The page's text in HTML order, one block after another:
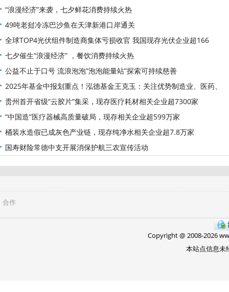
“浪漫经济”来袭，七夕鲜花消费持续火热
49吨老挝冷冻巴沙鱼在天津新港口岸通关
全球TOP4光伏组件制造商集体亏损收官 我国现存光伏企业超166
七夕催生“浪漫经济” ，餐饮消费持续火热
公益不止于口号 流浪泡泡“泡泡能量站”探索可持续慈善
2025年基金中报划重点！泓德基金王克玉：关注优势制造业、医药、
贵州首开省级“云胶片”集采，现存医疗耗材相关企业超7300家
“中国造”医疗器械高质量破局，现存相关企业超599万家
桶装水造假已成灰色产业链，现存纯净水相关企业超7.8万家
国寿财险常德中支开展消保护航三农宣传活动
合作
Copyright @ 2008-2026
本站点信息未